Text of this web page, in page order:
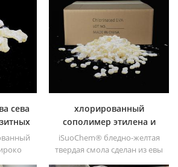
&; ;
толуол, сложный эфир и т. д.
сева
хлорированный
сополимер этилена и
винилацетата ceva
iSuoChem® бледно-желтая
твердая смола сделан из евы